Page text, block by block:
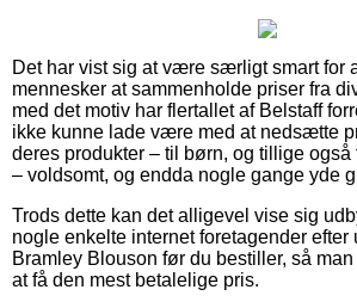
Det har vist sig at være særligt smart for
mennesker at sammenholde priser fra
med det motiv har flertallet af Belstaff
ikke kunne lade være med at nedsætte
deres produkter – til børn, og tillige også
– voldsomt, og endda nogle gange yde
Trods dette kan det alligevel vise sig
nogle enkelte internet foretagender efter
Bramley Blouson før du bestiller, så man
at få den mest betalelige pris.